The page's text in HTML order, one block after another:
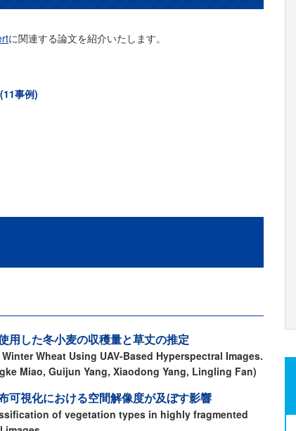
に関連する論文を紹介いたします。
事例)
用した冬小麦の収穫量と草丈の推定
Wheat Using UAV-Based Hyperspectral Images.
Miao, Guijun Yang, Xiaodong Yang, Lingling Fan)
可視化における空間解像度が及ぼす影響
of vegetation types in highly fragmented